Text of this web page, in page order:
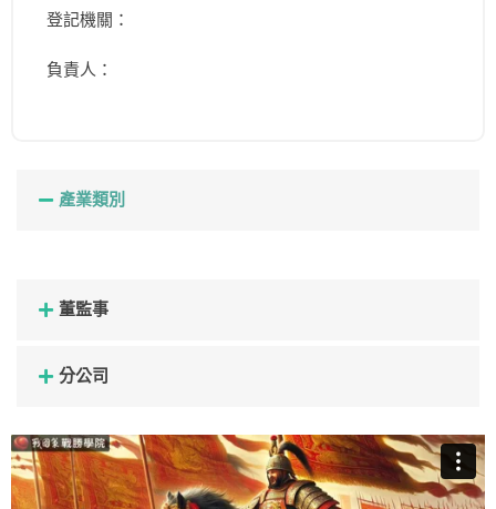
登記機關：
負責人：
產業類別
董監事
分公司